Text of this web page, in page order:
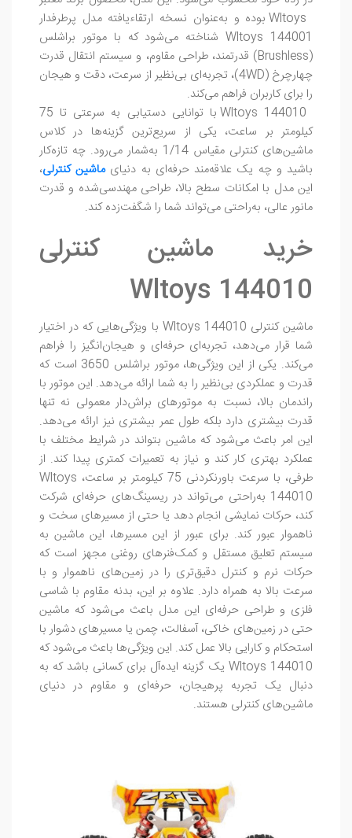
Wltoys بوده و به‌عنوان نسخه ارتقاءیافته مدل پرطرفدار
Wltoys 144001 شناخته می‌شود که با موتور براشلس
(Brushless) قدرتمند، طراحی مقاوم، و سیستم انتقال قدرت
چهارچرخ (4WD)، تجربه‌ای بی‌نظیر از سرعت، دقت و هیجان
را برای کاربران فراهم می‌کند.
Wltoys 144010 با توانایی دستیابی به سرعتی تا 75
کیلومتر بر ساعت، یکی از سریع‌ترین گزینه‌ها در کلاس
ماشین‌های کنترلی مقیاس 1/14 به‌شمار می‌رود. چه تازه‌کار
باشید و چه یک علاقه‌مند حرفه‌ای به دنیایماشین‌ کنترلی،
این مدل با امکانات سطح بالا، طراحی مهندسی‌شده و قدرت
مانور عالی، به‌راحتی می‌تواند شما را شگفت‌زده کند.
خرید ماشین کنترلی
Wltoys 144010
ماشین کنترلی Wltoys 144010 با ویژگی‌هایی که در اختیار
شما قرار می‌دهد، تجربه‌ای حرفه‌ای و هیجان‌انگیز را فراهم
می‌کند. یکی از این ویژگی‌ها، موتور براشلس 3650 است که
قدرت و عملکردی بی‌نظیر را به شما ارائه می‌دهد. این موتور با
راندمان بالا، نسبت به موتورهای براش‌دار معمولی نه تنها
قدرت بیشتری دارد بلکه طول عمر بیشتری نیز ارائه می‌دهد.
این امر باعث می‌شود که ماشین بتواند در شرایط مختلف با
عملکرد بهتری کار کند و نیاز به تعمیرات کمتری پیدا کند. از
طرفی، با سرعت باورنکردنی 75 کیلومتر بر ساعت، Wltoys
144010 به‌راحتی می‌تواند در ریسینگ‌های حرفه‌ای شرکت
کند، حرکات نمایشی انجام دهد یا حتی از مسیرهای سخت و
ناهموار عبور کند. برای عبور از این مسیرها، این ماشین به
سیستم تعلیق مستقل و کمک‌فنرهای روغنی مجهز است که
حرکات نرم و کنترل دقیق‌تری را در زمین‌های ناهموار و با
سرعت بالا به همراه دارد. علاوه بر این، بدنه مقاوم با شاسی
فلزی و طراحی حرفه‌ای این مدل باعث می‌شود که ماشین
حتی در زمین‌های خاکی، آسفالت، چمن یا مسیرهای دشوار با
استحکام و کارایی بالا عمل کند. این ویژگی‌ها باعث می‌شود که
Wltoys 144010 یک گزینه ایده‌آل برای کسانی باشد که به
دنبال یک تجربه پرهیجان، حرفه‌ای و مقاوم در دنیای
ماشین‌های کنترلی هستند.